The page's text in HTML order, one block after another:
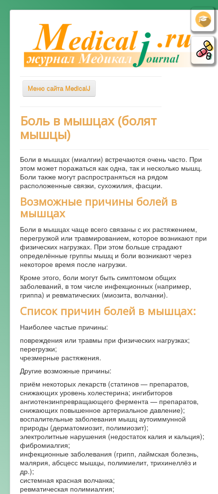
Меню сайта MedicalJ
Симптомы
Диагностика
Лечение
Советы врача
Альтернативная медицина
Форум
Боль в мышцах (болят
мышцы)
Боли в мышцах (миалгии) встречаются очень часто. При
этом может поражаться как одна, так и несколько мышц.
Боли также могут распространяться на рядом
расположенные связки, сухожилия, фасции.
Возможные причины болей в
мышцах
Боли в мышцах чаще всего связаны с их растяжением,
перегрузкой или травмированием, которое возникают при
физических нагрузках. При этом больше страдают
определённые группы мышц и боли возникают через
некоторое время после нагрузки.
Кроме этого, боли могут быть симптомом общих
заболеваний, в том числе инфекционных (например,
гриппа) и ревматических (миозита, волчанки).
Список причин болей в мышцах:
Наиболее частые причины:
повреждения или травмы при физических нагрузках;
перегрузки;
чрезмерные растяжения.
Другие возможные причины:
приём некоторых лекарств (статинов — препаратов,
снижающих уровень холестерина; ингибиторов
ангиотензинпревращающего фермента — препаратов,
снижающих повышенное артериальное давление);
воспалительные заболевания мышц аутоиммунной
природы (дерматомиозит, полимиозит);
электролитные нарушения (недостаток калия и кальция);
фибромиалгия;
инфекционные заболевания (грипп, лаймская болезнь,
малярия, абсцесс мышцы, полимиелит, трихинеллёз и
др.);
системная красная волчанка;
ревматическая полимиалгия;